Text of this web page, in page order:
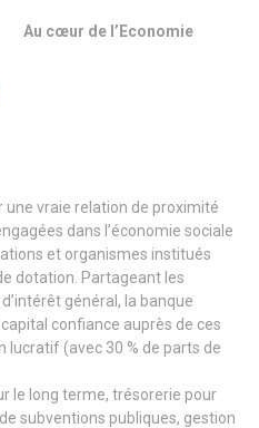
Au cœur de l’Economie
une vraie relation de proximité
dans l’économie sociale
et organismes institués
dotation. Partageant les
général, la banque
confiance auprès de ces
lucratif (avec 30 % de parts de
le long terme, trésorerie pour
subventions publiques, gestion